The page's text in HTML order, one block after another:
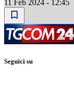
11 Feb 2024 - 12:45
Seguici su